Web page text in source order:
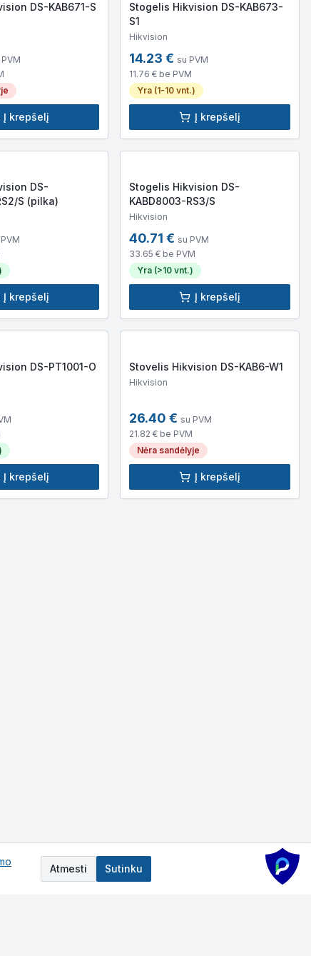
DS-KAB671-S
Į krepšelį
Stogelis Hikvision DS-KAB673-
S1
Hikvision
14.23 € su PVM
11.76 € be PVM
Yra (1-10 vnt.)
Į krepšelį
DS-
S (pilka)
Į krepšelį
Stogelis Hikvision DS-
KABD8003-RS3/S
Hikvision
40.71 € su PVM
33.65 € be PVM
Yra (>10 vnt.)
Į krepšelį
DS-PT1001-O
Į krepšelį
Stovelis Hikvision DS-KAB6-W1
Hikvision
26.40 € su PVM
21.82 € be PVM
Nėra sandėlyje
Į krepšelį
Atmesti Sutinku